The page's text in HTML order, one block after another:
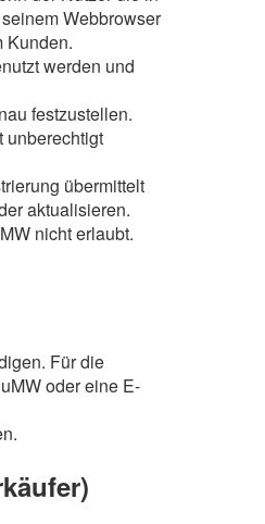
Webbrowser
Kunden.
werden und
festzustellen.
unberechtigt
übermittelt
aktualisieren.
nicht erlaubt.
Für die
oder eine E-